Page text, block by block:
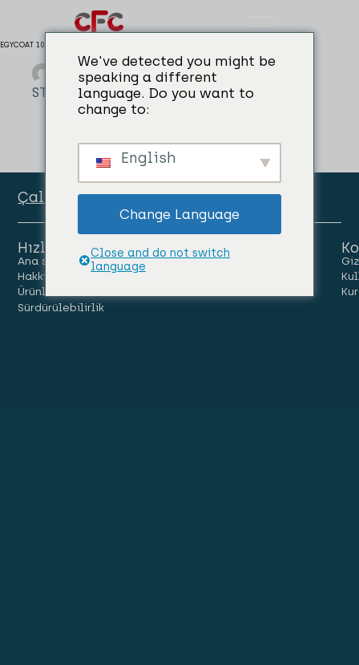
EGYCOAT 101 ZR
admin
01/04/2024
STEEL CORE & MOULD COATINGS
Çalışan Portalı
Hızlı Linkler
Ana sayfa
Hakkımızda
Ürünler
Sürdürülebilirlik
İnsanlar
Haberler
Kariyer
We've detected you might be
speaking a different
language. Do you want to
change to:
English
Change Language
Close and do not switch
language